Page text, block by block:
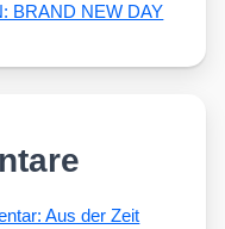
BRAND NEW DAY
Aus der Zeit